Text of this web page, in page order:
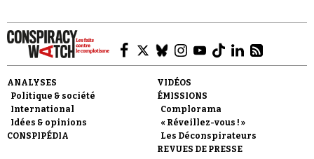
ANALYSES
Politique & société
International
Idées & opinions
CONSPIPÉDIA
VIDÉOS
ÉMISSIONS
Complorama
« Réveillez-vous ! »
Les Déconspirateurs
REVUES DE PRESSE